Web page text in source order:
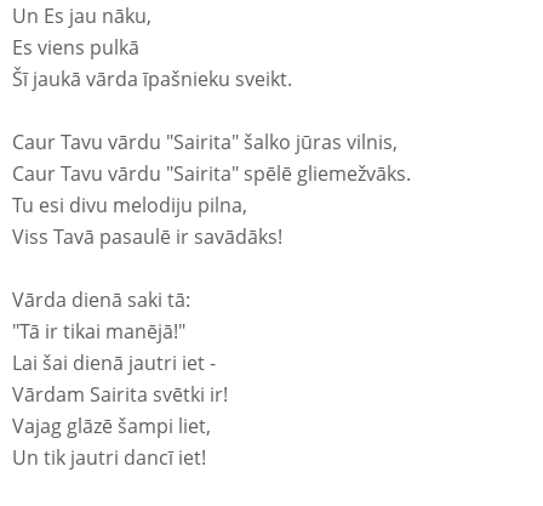
Un Es jau nāku,
Es viens pulkā
Šī jaukā vārda īpašnieku sveikt.
Caur Tavu vārdu "Sairita" šalko jūras vilnis,
Caur Tavu vārdu "Sairita" spēlē gliemežvāks.
Tu esi divu melodiju pilna,
Viss Tavā pasaulē ir savādāks!
Vārda dienā saki tā:
"Tā ir tikai manējā!"
Lai šai dienā jautri iet -
Vārdam Sairita svētki ir!
Vajag glāzē šampi liet,
Un tik jautri dancī iet!